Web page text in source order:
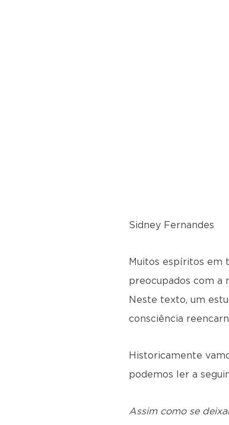
Sidney Fernandes
Muitos espíritos em
preocupados com a
Neste texto, um
consciência
Historicamente
podemos ler a
Assim como se